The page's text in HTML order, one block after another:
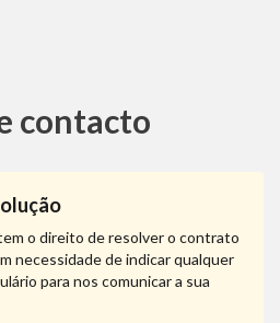
contacto
o direito de resolver o contrato
necessidade de indicar qualquer
para nos comunicar a sua